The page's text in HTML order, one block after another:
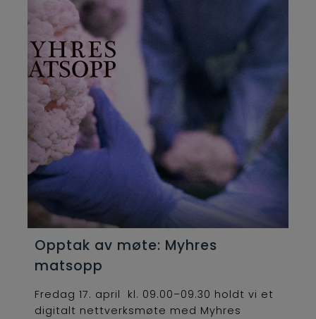
Opptak av møte: Myhres
matsopp
Fredag 17. april kl. 09.00–09.30 holdt vi et
digitalt nettverksmøte med Myhres